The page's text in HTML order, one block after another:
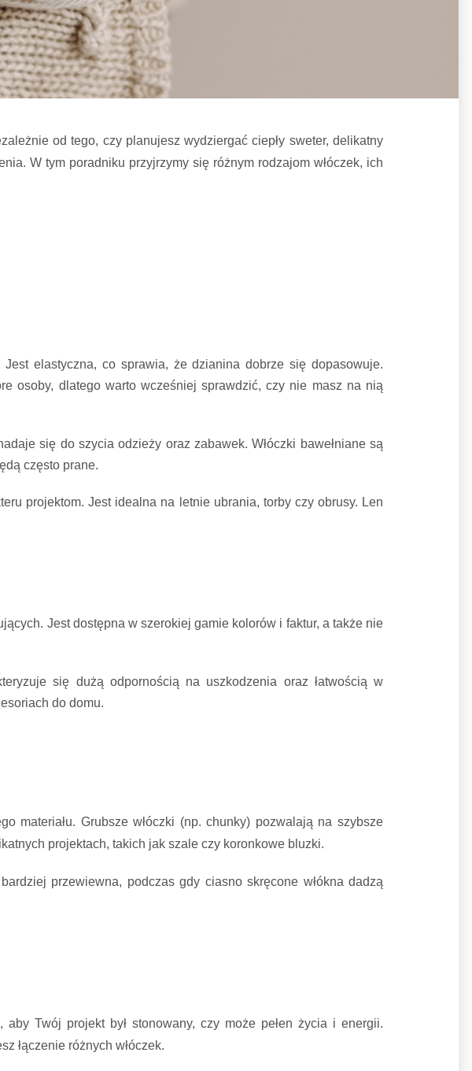
od tego, czy planujesz wydziergać ciepły sweter, delikatny
W tym poradniku przyjrzymy się różnym rodzajom włóczek, ich
Jest elastyczna, co sprawia, że dzianina dobrze się dopasowuje.
osoby, dlatego warto wcześniej sprawdzić, czy nie masz na nią
się do szycia odzieży oraz zabawek. Włóczki bawełniane są
często prane.
projektom. Jest idealna na letnie ubrania, torby czy obrusy. Len
Jest dostępna w szerokiej gamie kolorów i faktur, a także nie
się dużą odpornością na uszkodzenia oraz łatwością w
do domu.
materiału. Grubsze włóczki (np. chunky) pozwalają na szybsze
projektach, takich jak szale czy koronkowe bluzki.
przewiewna, podczas gdy ciasno skręcone włókna dadzą
Twój projekt był stonowany, czy może pełen życia i energii.
łączenie różnych włóczek.